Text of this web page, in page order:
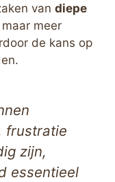
van diepe
meer
de kans op
frustratie
zijn,
essentieel